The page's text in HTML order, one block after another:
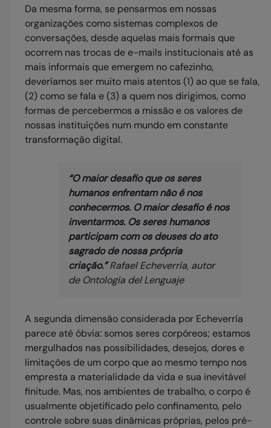
Da mesma forma, se pensarmos em nossas
organizações como sistemas complexos de
conversações, desde aquelas mais formais que
ocorrem nas trocas de e-mails institucionais até as
mais informais que emergem no cafezinho,
deveríamos ser muito mais atentos (1) ao que se fala,
(2) como se fala e (3) a quem nos dirigimos, como
formas de percebermos a missão e os valores de
nossas instituições num mundo em constante
transformação digital.
“O maior desafio que os seres
humanos enfrentam não é nos
conhecermos. O maior desafio é nos
inventarmos. Os seres humanos
participam com os deuses do ato
sagrado de nossa própria
criação.”Rafael Echeverría, autor
deOntología del Lenguaje
A segunda dimensão considerada por Echeverría
parece até óbvia: somos seres corpóreos; estamos
mergulhados nas possibilidades, desejos, dores e
limitações de um corpo que ao mesmo tempo nos
empresta a materialidade da vida e sua inevitável
finitude. Mas, nos ambientes de trabalho, o corpo é
usualmente objetificado pelo confinamento, pelo
controle sobre suas dinâmicas próprias, pelos pré-